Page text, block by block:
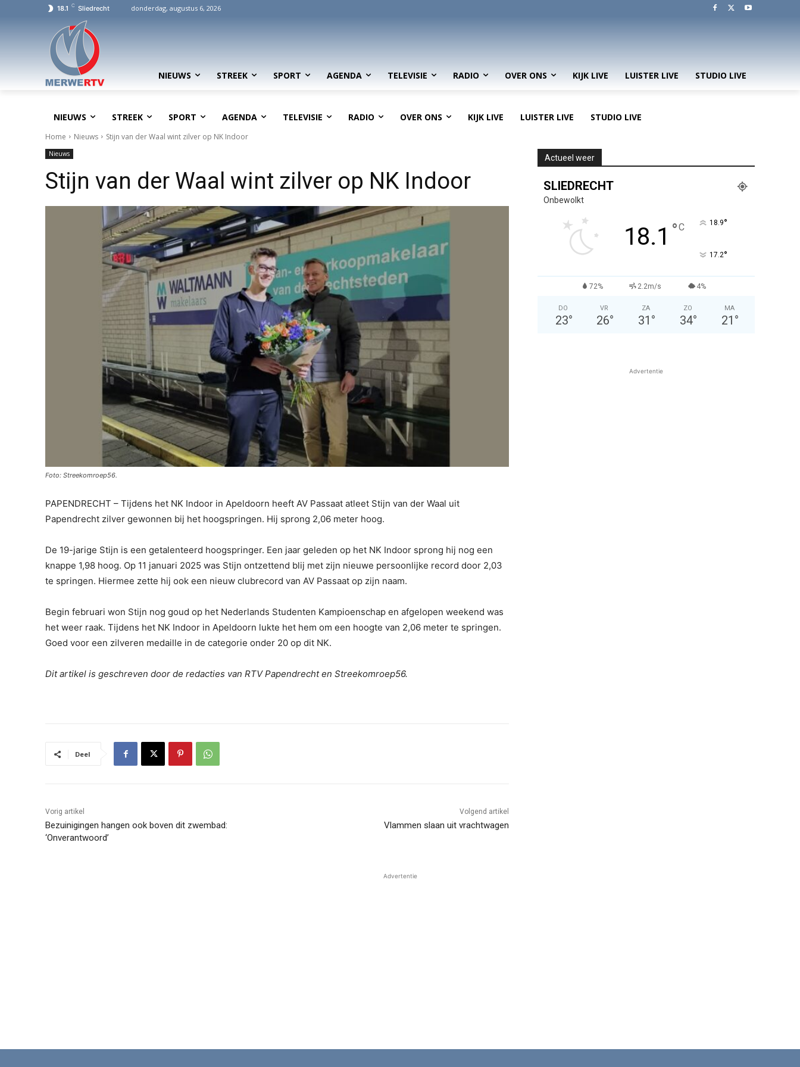
18.1 C Sliedrecht donderdag, augustus 6, 2026
NIEUWS STREEK SPORT AGENDA TELEVISIE RADIO OVER ONS KIJK LIVE LUISTER LIVE STUDIO LIVE
NIEUWS STREEK SPORT AGENDA TELEVISIE RADIO OVER ONS KIJK LIVE LUISTER LIVE STUDIO LIVE
Home Nieuws Stijn van der Waal wint zilver op NK Indoor
Nieuws
Stijn van der Waal wint zilver op NK Indoor
Foto: Streekomroep56.
PAPENDRECHT – Tijdens het NK Indoor in Apeldoorn heeft AV Passaat atleet Stijn van der Waal uit
Papendrecht zilver gewonnen bij het hoogspringen. Hij sprong 2,06 meter hoog.
De 19-jarige Stijn is een getalenteerd hoogspringer. Een jaar geleden op het NK Indoor sprong hij nog een
knappe 1,98 hoog. Op 11 januari 2025 was Stijn ontzettend blij met zijn nieuwe persoonlijke record door 2,03
te springen. Hiermee zette hij ook een nieuw clubrecord van AV Passaat op zijn naam.
Begin februari won Stijn nog goud op het Nederlands Studenten Kampioenschap en afgelopen weekend was
het weer raak. Tijdens het NK Indoor in Apeldoorn lukte het hem om een hoogte van 2,06 meter te springen.
Goed voor een zilveren medaille in de categorie onder 20 op dit NK.
Dit artikel is geschreven door de redacties van RTV Papendrecht en Streekomroep56.
Deel
Vorig artikel
Bezuinigingen hangen ook boven dit zwembad:
‘Onverantwoord’
Volgend artikel
Vlammen slaan uit vrachtwagen
Actueel weer
SLIEDRECHT
Onbewolkt
18.1 °C 18.9°
17.2°
72% 2.2m/s 4%
DO
23°
VR
26°
ZA
31 °
ZO
34°
MA
21 °
Advertentie
Advertentie